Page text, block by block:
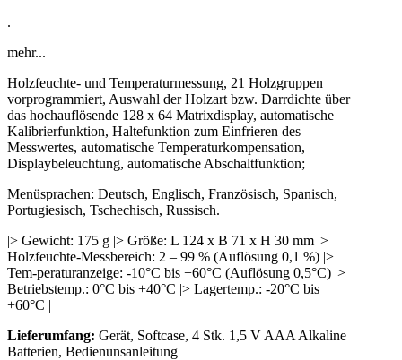
.
mehr...
Holzfeuchte- und Temperaturmessung, 21 Holzgruppen
vorprogrammiert, Auswahl der Holzart bzw. Darrdichte über
das hochauflösende 128 x 64 Matrixdisplay, automatische
Kalibrierfunktion, Haltefunktion zum Einfrieren des
Messwertes, automatische Temperaturkompensation,
Displaybeleuchtung, automatische Abschaltfunktion;
Menüsprachen: Deutsch, Englisch, Französisch, Spanisch,
Portugiesisch, Tschechisch, Russisch.
|> Gewicht: 175 g |> Größe: L 124 x B 71 x H 30 mm |>
Holzfeuchte-Messbereich: 2 – 99 % (Auflösung 0,1 %) |>
Tem-peraturanzeige: -10°C bis +60°C (Auflösung 0,5°C) |>
Betriebstemp.: 0°C bis +40°C |> Lagertemp.: -20°C bis
+60°C |
Lieferumfang: Gerät, Softcase, 4 Stk. 1,5 V AAA Alkaline
Batterien, Bedienunsanleitung